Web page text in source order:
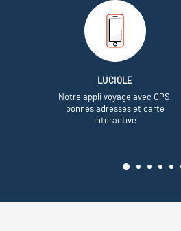
LUCIOLE
Notre appli voyage avec GPS,
bonnes adresses et carte
interactive